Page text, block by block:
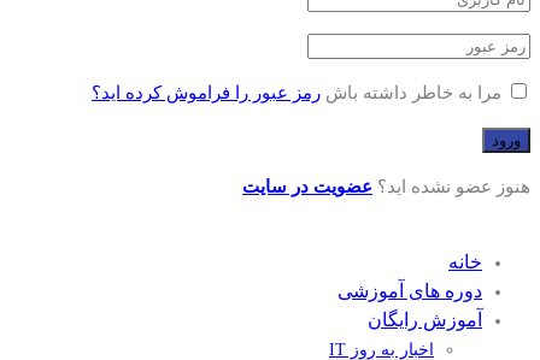
مرا به خاطر داشته باش رمز عبور را فراموش کرده اید؟
هنوز عضو نشده اید؟ عضویت در سایت
خانه
دوره های آموزشی
آموزش رایگان
اخبار به روز IT